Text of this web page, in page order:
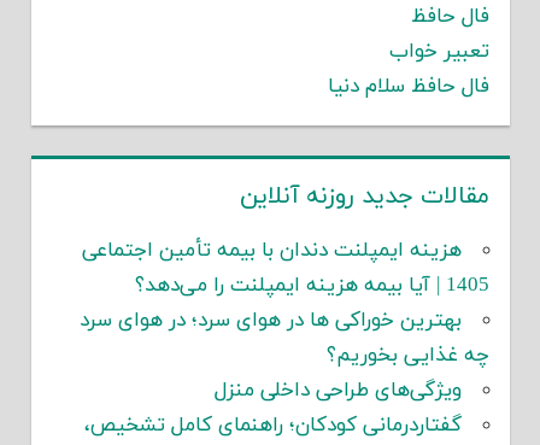
فال حافظ
تعبیر خواب
فال حافظ سلام دنیا
مقالات جدید روزنه آنلاین
هزینه ایمپلنت دندان با بیمه تأمین اجتماعی
1405 | آیا بیمه هزینه ایمپلنت را می‌دهد؟
بهترین خوراکی ها در هوای سرد؛ در هوای سرد
چه غذایی بخوریم؟
ویژگی‌های طراحی داخلی منزل
گفتاردرمانی کودکان؛ راهنمای کامل تشخیص،